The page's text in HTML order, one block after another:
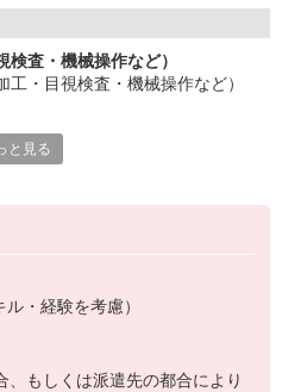
に対応いただける方は、ご紹介
築きたい方、ぜひご応募くださ
査・機械操作など）
・目視検査・機械操作など）
く覚えやすいものばかり！
けると思います。
社員採用の上で、派遣就業先事
と見る
・経験を考慮）
もしくは派遣先の都合により